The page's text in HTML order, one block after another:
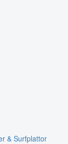
& Surfplattor